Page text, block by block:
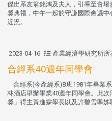
傑出系友翁銘鴻及夫人，引導至會
獎典禮，中午一起於守謙國際會議
近況。
2023-04-16 產業經濟學研究所所
合經系40週年同學會
合經系(今產經系)B班1981年畢業
林酒店舉辦畢業40週年同學會。此
獎」得主黃進霖學長以及許碧雪學姊